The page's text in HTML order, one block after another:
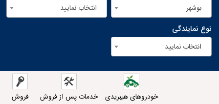
بوشهر انتخاب نمایید
نوع نمایندگی
انتخاب نمایید
فروش خدمات پس از فروش خودروهای هیبریدی